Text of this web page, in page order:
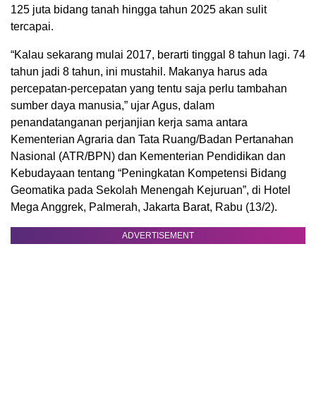
125 juta bidang tanah hingga tahun 2025 akan sulit
tercapai.
“Kalau sekarang mulai 2017, berarti tinggal 8 tahun lagi. 74
tahun jadi 8 tahun, ini mustahil. Makanya harus ada
percepatan-percepatan yang tentu saja perlu tambahan
sumber daya manusia,” ujar Agus, dalam
penandatanganan perjanjian kerja sama antara
Kementerian Agraria dan Tata Ruang/Badan Pertanahan
Nasional (ATR/BPN) dan Kementerian Pendidikan dan
Kebudayaan tentang “Peningkatan Kompetensi Bidang
Geomatika pada Sekolah Menengah Kejuruan”, di Hotel
Mega Anggrek, Palmerah, Jakarta Barat, Rabu (13/2).
ADVERTISEMENT